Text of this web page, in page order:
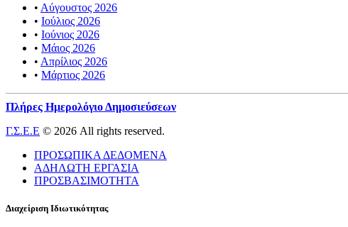
• Αύγουστος 2026
• Ιούλιος 2026
• Ιούνιος 2026
• Μάιος 2026
• Απρίλιος 2026
• Μάρτιος 2026
Πλήρες Ημερολόγιο Δημοσιεύσεων
Γ.Σ.Ε.Ε © 2026 All rights reserved.
ΠΡΟΣΩΠΙΚΑ ΔΕΔΟΜΕΝΑ
ΑΔΗΛΩΤΗ ΕΡΓΑΣΙΑ
ΠΡΟΣΒΑΣΙΜΟΤΗΤΑ
Διαχείριση Ιδιωτικότητας